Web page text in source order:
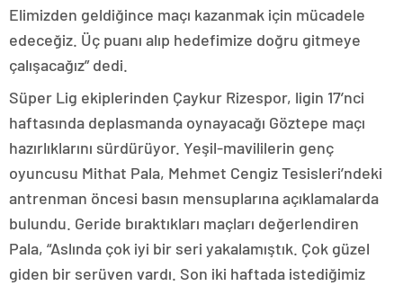
Elimizden geldiğince maçı kazanmak için mücadele
edeceğiz. Üç puanı alıp hedefimize doğru gitmeye
çalışacağız” dedi.
Süper Lig ekiplerinden Çaykur Rizespor, ligin 17’nci
haftasında deplasmanda oynayacağı Göztepe maçı
hazırlıklarını sürdürüyor. Yeşil-mavililerin genç
oyuncusu Mithat Pala, Mehmet Cengiz Tesisleri’ndeki
antrenman öncesi basın mensuplarına açıklamalarda
bulundu. Geride bıraktıkları maçları değerlendiren
Pala, “Aslında çok iyi bir seri yakalamıştık. Çok güzel
giden bir serüven vardı. Son iki haftada istediğimiz